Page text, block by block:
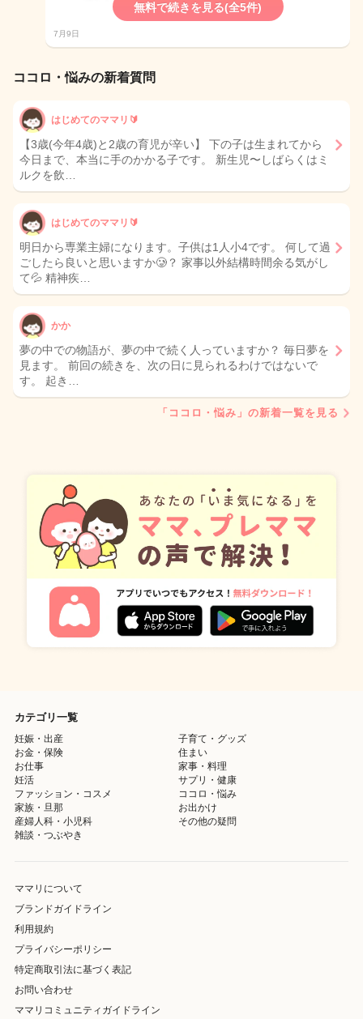
無料で続きを見る(全5件)
7月9日
ココロ・悩みの新着質問
はじめてのママリ🔰
【3歳(今年4歳)と2歳の育児が辛い】 下の子は生まれてから
今日まで、本当に手のかかる子です。 新生児〜しばらくはミ
ルクを飲…
はじめてのママリ🔰
明日から専業主婦になります。子供は1人小4です。 何して過
ごしたら良いと思いますか🥲？ 家事以外結構時間余る気がし
て💦 精神疾…
かか
夢の中での物語が、夢の中で続く人っていますか？ 毎日夢を
見ます。 前回の続きを、次の日に見られるわけではないで
す。 起き…
「ココロ・悩み」の新着一覧を見る
カテゴリ一覧
妊娠・出産
子育て・グッズ
お金・保険
住まい
お仕事
家事・料理
妊活
サプリ・健康
ファッション・コスメ
ココロ・悩み
家族・旦那
お出かけ
産婦人科・小児科
その他の疑問
雑談・つぶやき
ママリについて
ブランドガイドライン
利用規約
プライバシーポリシー
特定商取引法に基づく表記
お問い合わせ
ママリコミュニティガイドライン